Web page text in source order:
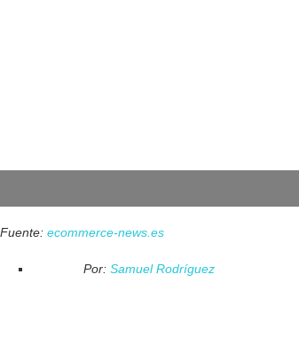
Fuente: ecommerce-news.es
Por: Samuel Rodríguez